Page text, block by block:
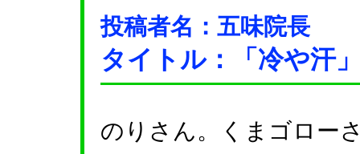
投稿者名：五味院長
タイトル：「冷や汗
のりさん。くまゴロー